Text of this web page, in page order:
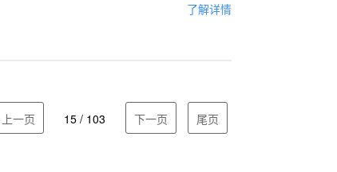
了解详情
上一页 15 / 103 下一页 尾页